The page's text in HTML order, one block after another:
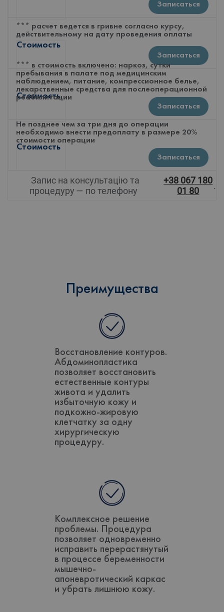
Записаться
*** расчет ведется в гривне согласно курсу,
действительному на дату проведения оплаты
Стоимость
Записаться
*** в стоимость включено: наркоз, сутки
пребывания в палате под медицинским
наблюдением, питание, компрессионное белье,
лекарственные средства для послеоперационной
реабилитации
Стоимость
Записаться
Не позднее чем за три дня до операции
необходимо внести предоплату в размере 20%
стоимости операции
Стоимость
Записаться
Запис на консультацію та
процедуру — по телефону
+38 067 180
01 80
.
Преимущества
Восстановление контуров.
Абдоминопластика
позволяет восстановить
естественные контуры
живота и удалить
избыточную кожу и
подкожно-жировую
клетчатку за одну
хирургическую
процедуру.
Комплексное решение
проблемы. Процедура
позволяет одновременно
исправить перерастянутый
в процессе беременности
мышечно-
апоневротический каркас
и убрать лишнюю кожу.